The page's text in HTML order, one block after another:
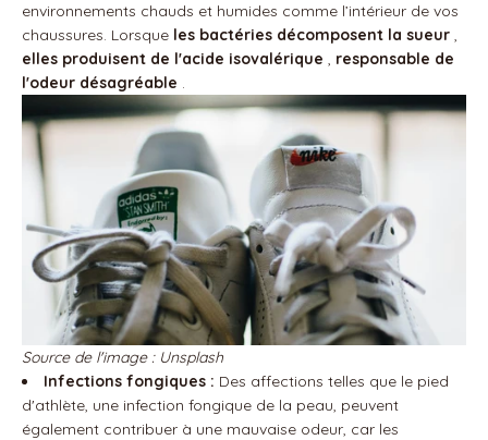
environnements chauds et humides comme l’intérieur de vos
chaussures. Lorsque les bactéries décomposent la sueur ,
elles produisent de l'acide isovalérique , responsable de
l'odeur désagréable .
Source de l'image : Unsplash
Infections fongiques : Des affections telles que le pied
d'athlète, une infection fongique de la peau, peuvent
également contribuer à une mauvaise odeur, car les